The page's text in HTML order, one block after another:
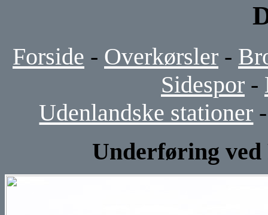
Forside - Overkørsler -
Sidespor -
Udenlandske stationer
Underføring